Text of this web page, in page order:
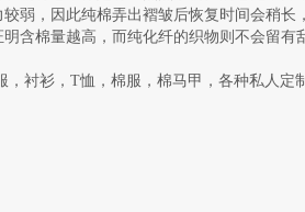
弱，因此纯棉弄出褶皱后恢复时间会稍长
含棉量越高，而纯化纤的织物则不会留有
衫，T恤，棉服，棉马甲，各种私人定